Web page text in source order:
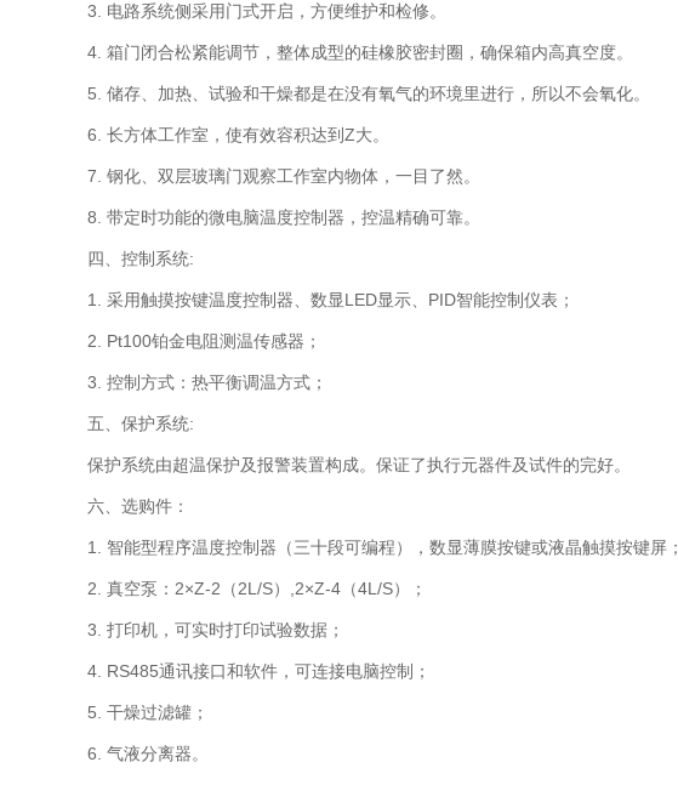
3. 电路系统侧采用门式开启，方便维护和检修。
4. 箱门闭合松紧能调节，整体成型的硅橡胶密封圈，确保箱内高真空度。
5. 储存、加热、试验和干燥都是在没有氧气的环境里进行，所以不会氧化。
6. 长方体工作室，使有效容积达到Z大。
7. 钢化、双层玻璃门观察工作室内物体，一目了然。
8. 带定时功能的微电脑温度控制器，控温精确可靠。
四、控制系统:
1. 采用触摸按键温度控制器、数显LED显示、PID智能控制仪表；
2. Pt100铂金电阻测温传感器；
3. 控制方式：热平衡调温方式；
五、保护系统:
保护系统由超温保护及报警装置构成。保证了执行元器件及试件的完好。
六、选购件：
1. 智能型程序温度控制器（三十段可编程），数显薄膜按键或液晶触摸按键屏；
2. 真空泵：2×Z-2（2L/S）,2×Z-4（4L/S）；
3. 打印机，可实时打印试验数据；
4. RS485通讯接口和软件，可连接电脑控制；
5. 干燥过滤罐；
6. 气液分离器。